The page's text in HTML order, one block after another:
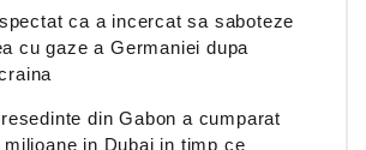
ca a incercat sa saboteze
cu gaze a Germaniei dupa
din Gabon a cumparat
in Dubai in timp ce